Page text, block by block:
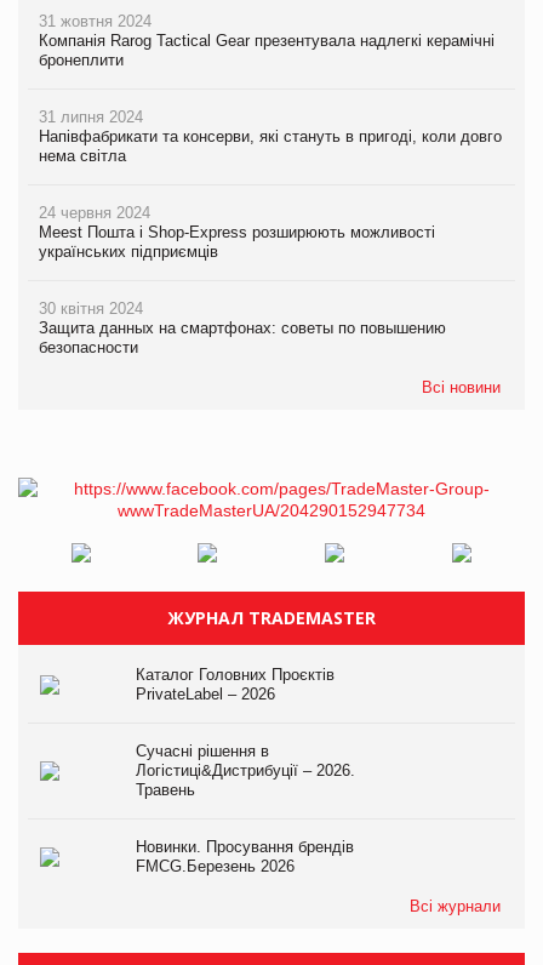
31 жовтня 2024
Компанія Rarog Tactical Gear презентувала надлегкі керамічні
бронеплити
31 липня 2024
Напівфабрикати та консерви, які стануть в пригоді, коли довго
нема світла
24 червня 2024
Meest Пошта і Shop-Express розширюють можливості
українських підприємців
30 квітня 2024
Защита данных на смартфонах: советы по повышению
безопасности
Всі новини
ЖУРНАЛ TRADEMASTER
Каталог Головних Проєктів
PrivateLabel – 2026
Сучасні рішення в
Логістиці&Дистрибуції – 2026.
Травень
Новинки. Просування брендів
FMCG.Березень 2026
Всі журнали